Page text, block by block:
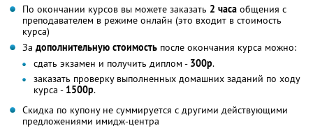
По окончании курсов вы можете заказать 2 часа общения с
преподавателем в режиме онлайн (это входит в стоимость
курса)
За дополнительную стоимость после окончания курса можно:
сдать экзамен и получить диплом - 300р.
заказать проверку выполненных домашних заданий по ходу
курса - 1500р.
Скидка по купону не суммируется с другими действующими
предложениями имидж-центра